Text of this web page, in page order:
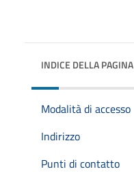
INDICE DELLA PAGINA
Modalità di accesso
Indirizzo
Punti di contatto